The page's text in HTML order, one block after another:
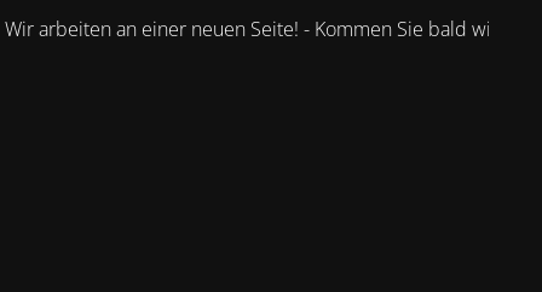
Wir arbeiten an einer neuen Seite! - Kommen Sie bald wieder.